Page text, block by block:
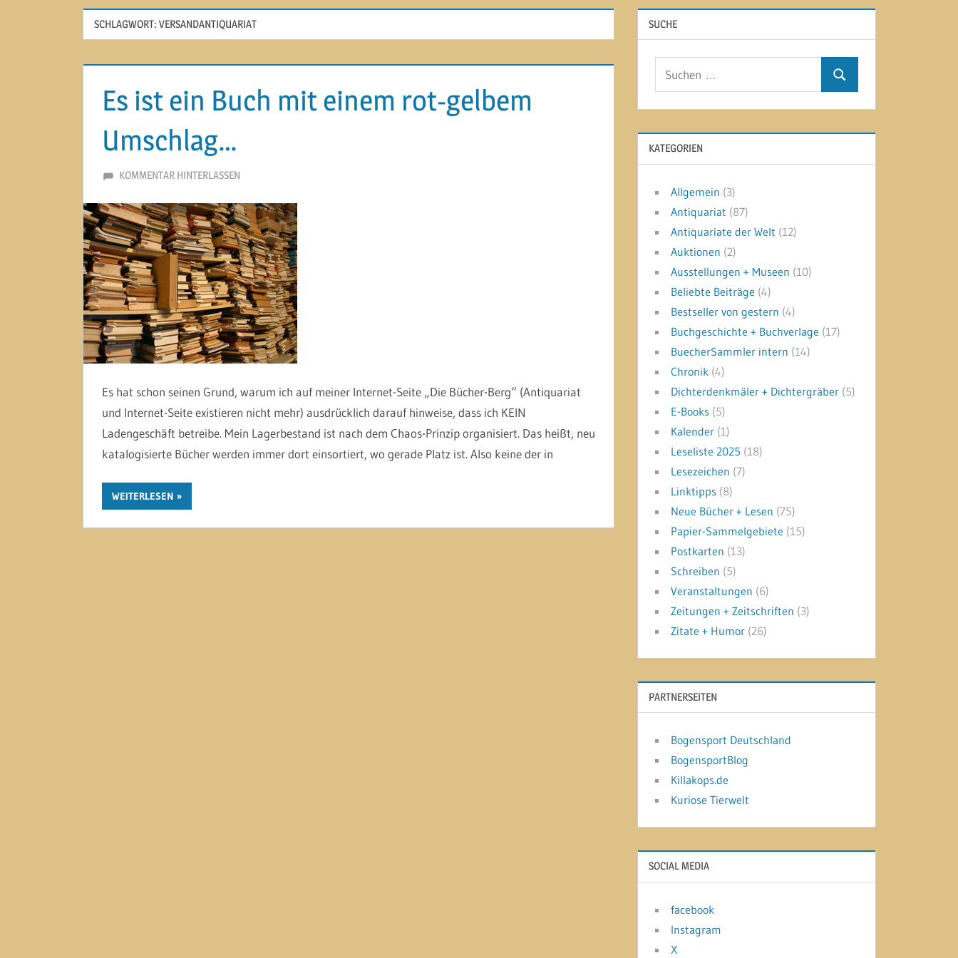
SCHLAGWORT: VERSANDANTIQUARIAT
Es ist ein Buch mit einem rot-gelbem
Umschlag…
7. JANUAR 2014
MARTINA BERG
KOMMENTAR HINTERLASSEN
Es hat schon seinen Grund, warum ich auf meiner Internet-Seite „Die Bücher-Berg“ (Antiquariat
und Internet-Seite existieren nicht mehr) ausdrücklich darauf hinweise, dass ich KEIN
Ladengeschäft betreibe. Mein Lagerbestand ist nach dem Chaos-Prinzip organisiert. Das heißt, neu
katalogisierte Bücher werden immer dort einsortiert, wo gerade Platz ist. Also keine der in
WEITERLESEN
SUCHE
Suchen
KATEGORIEN
Allgemein (3)
Antiquariat (87)
Antiquariate der Welt (12)
Auktionen (2)
Ausstellungen + Museen (10)
Beliebte Beiträge (4)
Bestseller von gestern (4)
Buchgeschichte + Buchverlage (17)
BuecherSammler intern (14)
Chronik (4)
Dichterdenkmäler + Dichtergräber (5)
E-Books (5)
Kalender (1)
Leseliste 2025 (18)
Lesezeichen (7)
Linktipps (8)
Neue Bücher + Lesen (75)
Papier-Sammelgebiete (15)
Postkarten (13)
Schreiben (5)
Veranstaltungen (6)
Zeitungen + Zeitschriften (3)
Zitate + Humor (26)
PARTNERSEITEN
Bogensport Deutschland
BogensportBlog
Killakops.de
Kuriose Tierwelt
SOCIAL MEDIA
facebook
Instagram
X